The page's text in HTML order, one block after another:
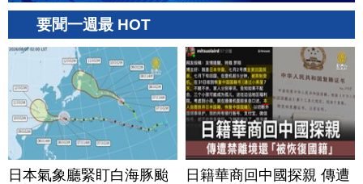
要聞一週最 HOT
日本氣象廳緊盯白海豚颱
日籍華商回中國探親 傳遭